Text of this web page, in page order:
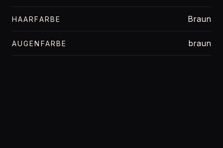
HAARFARBE Braun
AUGENFARBE braun